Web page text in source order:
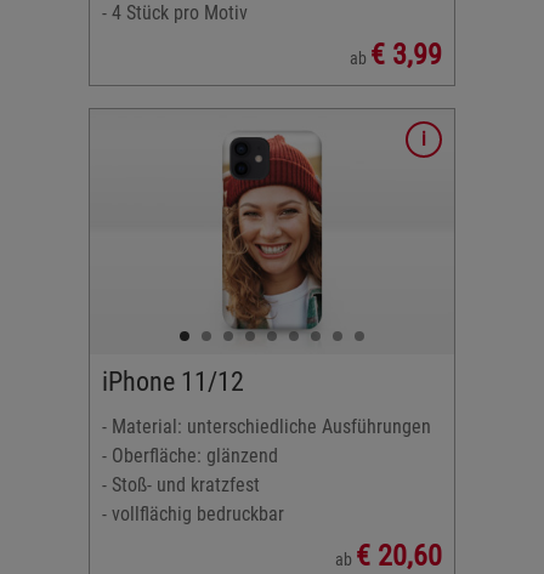
- 4 Stück pro Motiv
ab € 3,99
iPhone 11/12
- Material: unterschiedliche Ausführungen
- Oberfläche: glänzend
- Stoß- und kratzfest
- vollflächig bedruckbar
ab € 20,60